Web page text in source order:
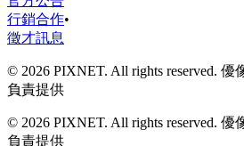
行銷合作•
徵才訊息
© 2026 PIXNET. All rights reserved.
負責提供
© 2026 PIXNET. All rights reserved.
負責提供